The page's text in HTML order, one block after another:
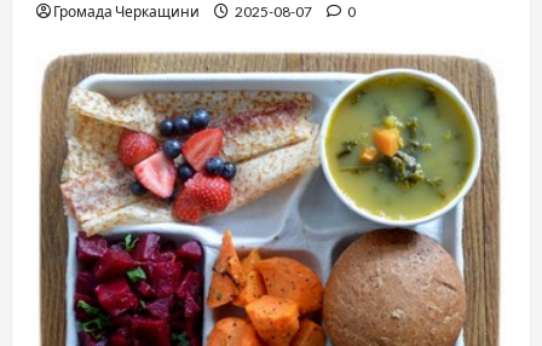
Громада Черкащини 2025-08-07 0